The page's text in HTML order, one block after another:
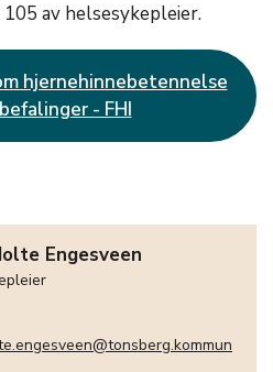
av helsesykepleier.
hjernehinnebetennelse
- FHI
Engesveen